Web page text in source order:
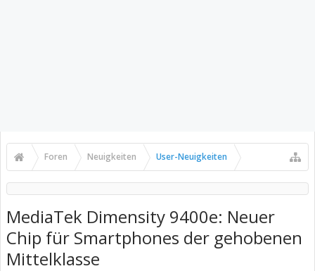
Foren Neuigkeiten User-Neuigkeiten
MediaTek Dimensity 9400e: Neuer
Chip für Smartphones der gehobenen
Mittelklasse